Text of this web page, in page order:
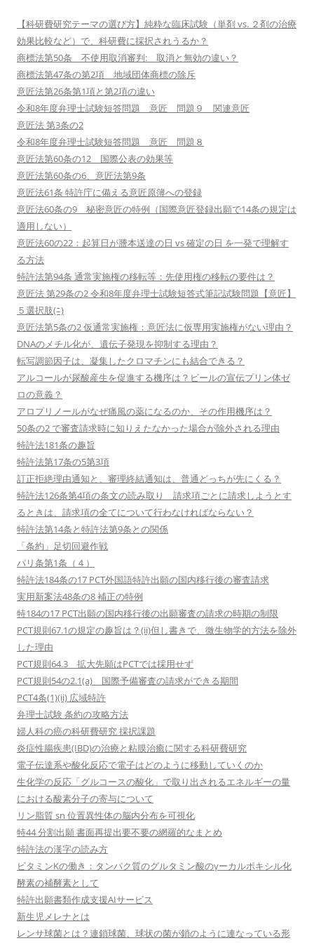
【科研費研究テーマの選び方】純粋な臨床試験（単剤 vs. ２剤の治療
効果比較など）で、科研費に採択されうるか？
商標法第50条 不使用取消審判: 取消と無効の違い？
商標法第47条の第2項 地域団体商標の除斥
意匠法第26条第1項と第2項の違い
令和8年度弁理士試験短答問題 意匠 問題９ 関連意匠
意匠法 第3条の2
令和8年度弁理士試験短答問題 意匠 問題８
意匠法第60条の12 国際公表の効果等
意匠法第60条の6、意匠法第9条
意匠法61条 特許庁に備える意匠原簿への登録
意匠法60条の9 秘密意匠の特例（国際意匠登録出願で14条の規定は
適用しない）
意匠法60の22：起算日が謄本送達の日 vs 確定の日 を一発で理解す
る方法
特許法第94条 通常実施権の移転等：先使用権の移転の要件は？
意匠法 第29条の2 令和8年度弁理士試験短答式筆記試験問題【意匠】
５選択肢(ﾆ)
意匠法第5条の2 仮通常実施権：意匠法に仮専用実施権がない理由？
DNAのメチル化が、遺伝子発現を抑制する理由？
転写調節因子は、凝集したクロマチンにも結合できる？
アルコールが尿酸産生を促進する機序は？ビールの宣伝プリン体ゼ
ロの意義？
アロプリノールがなぜ痛風の薬になるのか、その作用機序は？
50条の2 で審査請求時に知りえたなかった場合が除外される理由
特許法181条の趣旨
特許法第17条の5第3項
訂正拒絶理由通知と、審理終結通知は、普通どっちが先にくる？
特許法126条第4項の条文の読み取り 請求項ごとに請求しようとす
るときは、請求項の全てについて行わなければならない？
特許法第14条と特許法第9条との関係
「条約」足切回避作戦
パリ条第1条（４）
特許法184条の17 PCT外国語特許出願の国内移行後の審査請求
実用新案法48条の8 補正の特例
特184の17 PCT出願の国内移行後の出願審査の請求の時期の制限
PCT規則67.1の規定の趣旨は？(ii)但し書きで、微生物学的方法を除外
した理由
PCT規則64.3 拡大先願はPCTでは採用せず
PCT規則54の2.1(a) 国際予備審査の請求ができる期間
PCT4条(1)(ii) 広域特許
弁理士試験 条約の攻略方法
婦人科の癌の科研費研究 採択課題
炎症性腸疾患(IBD)の治療と粘膜治癒に関する科研費研究
電子伝達系や酸化反応で電子はどのように移動していくのか
生化学の反応「グルコースの酸化」で取り出されるエネルギーの量
における酸素分子の寄与について
リン脂質 sn 位置異性体の脳内分布を可視化
特44 分割出願 書面再提出要不要の網羅的なまとめ
特許法の漢字の読み方
ビタミンKの働き：タンパク質のグルタミン酸のγーカルボキシル化
酵素の補酵素として
特許出願書類作成支援AIサービス
新生児メレナとは
レンサ球菌とは？連鎖球菌、球状の菌が鎖のように連なっている形